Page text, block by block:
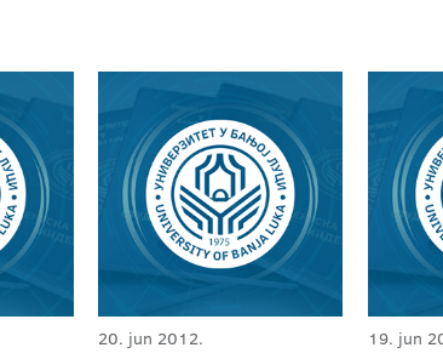
20. jun 2012. 19. jun